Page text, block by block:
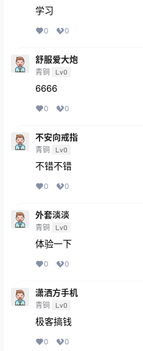
学习
0 0
舒服爱大炮
青铜 Lv0
6666
0 0
不安向戒指
青铜 Lv0
不错不错
0 0
外套淡淡
青铜 Lv0
体验一下
0 0
潇洒方手机
青铜 Lv0
极客搞钱
0 0